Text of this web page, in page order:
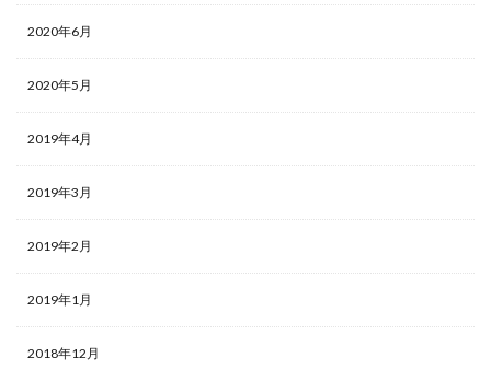
2020年6月
2020年5月
2019年4月
2019年3月
2019年2月
2019年1月
2018年12月